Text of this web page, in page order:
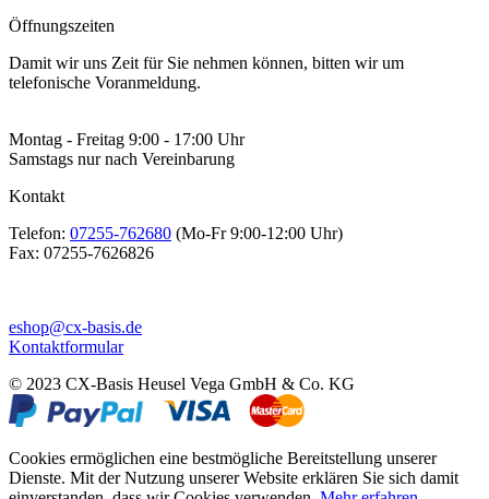
Öffnungszeiten
Damit wir uns Zeit für Sie nehmen können, bitten wir um
telefonische Voranmeldung.
Montag - Freitag 9:00 - 17:00 Uhr
Samstags nur nach Vereinbarung
Kontakt
Telefon: 07255-762680 (Mo-Fr 9:00-12:00 Uhr)
Fax: 07255-7626826
eshop@cx-basis.de
Kontaktformular
© 2023 CX-Basis Heusel Vega GmbH & Co. KG
Cookies ermöglichen eine bestmögliche Bereitstellung unserer
Dienste. Mit der Nutzung unserer Website erklären Sie sich damit